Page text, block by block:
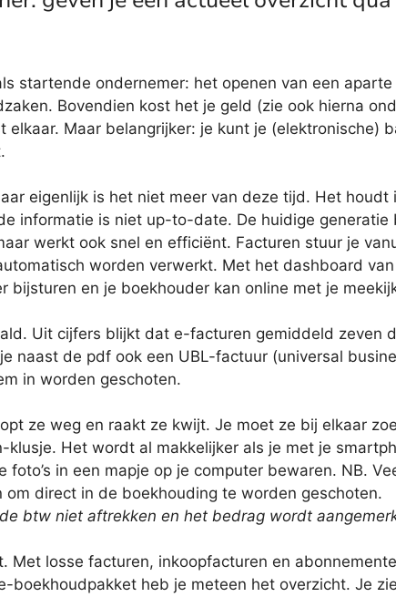
startende ondernemer: het openen van een
Bovendien kost het je geld (zie ook hierna
Maar belangrijker: je kunt je (elektronische)
eigenlijk is het niet meer van deze tijd. Het
informatie is niet up-to-date. De huidige
werkt ook snel en efficiënt. Facturen stuur je
worden verwerkt. Met het dashboard
en je boekhouder kan online met je
Uit cijfers blijkt dat e-facturen gemiddeld zeven
naast de pdf ook een UBL-factuur (universal
in worden geschoten.
ze weg en raakt ze kwijt. Je moet ze bij elkaar
Het wordt al makkelijker als je met je
in een mapje op je computer bewaren. NB.
direct in de boekhouding te worden geschoten.
btw niet aftrekken en het bedrag wordt
losse facturen, inkoopfacturen en
boekhoudpakket heb je meteen het overzicht. Je